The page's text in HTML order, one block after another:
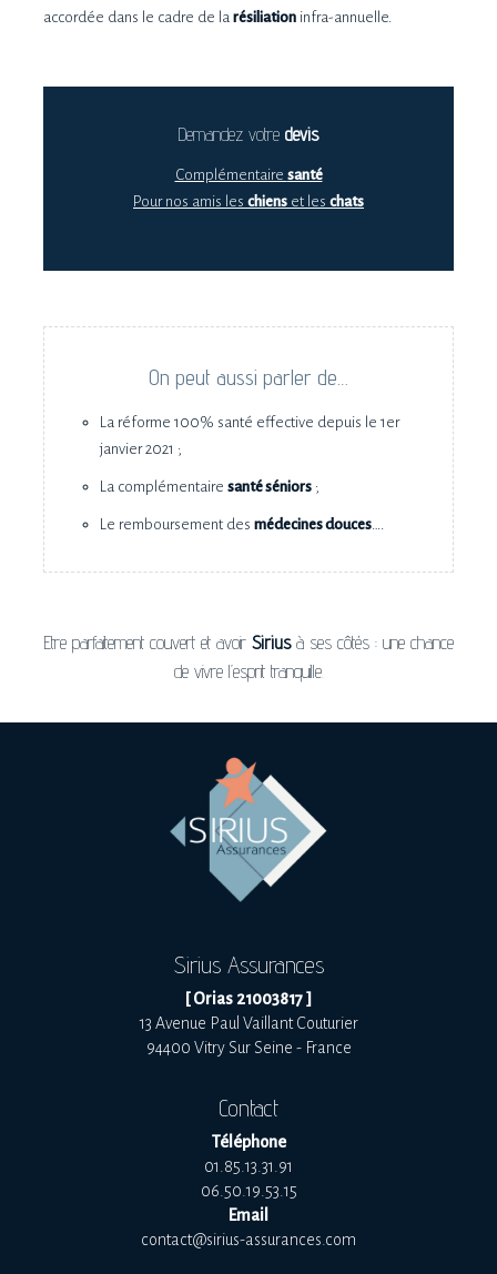
accordée dans le cadre de la résiliation infra-annuelle.
Demandez votre devis
Complémentaire santé
Pour nos amis les chiens et les chats
On peut aussi parler de…
La réforme 100% santé effective depuis le 1er
janvier 2021 ;
La complémentaire santé séniors ;
Le remboursement des médecines douces….
Etre parfaitement couvert et avoir Sirius à ses côtés : une chance
de vivre l’esprit tranquille.
Sirius Assurances
[ Orias 21003817 ]
13 Avenue Paul Vaillant Couturier
94400 Vitry Sur Seine - France
Contact
Téléphone
01.85.13.31.91
06.50.19.53.15
Email
contact@sirius-assurances.com